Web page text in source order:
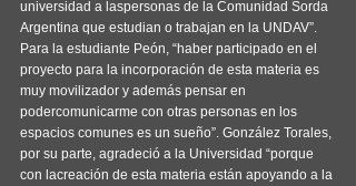
universidad a laspersonas de la Comunidad Sorda
Argentina que estudian o trabajan en la UNDAV”.
Para la estudiante Peón, “haber participado en el
proyecto para la incorporación de esta materia es
muy movilizador y además pensar en
podercomunicarme con otras personas en los
espacios comunes es un sueño”. González Torales,
por su parte, agradeció a la Universidad “porque
con lacreación de esta materia están apoyando a la